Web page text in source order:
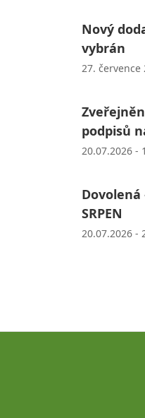
Nový
vybrán
27. července
podpisů
20.07.2026 -
SRPEN
20.07.2026 -